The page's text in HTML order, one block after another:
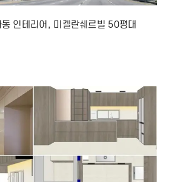
인테리어, 미켈란쉐르빌 50평대